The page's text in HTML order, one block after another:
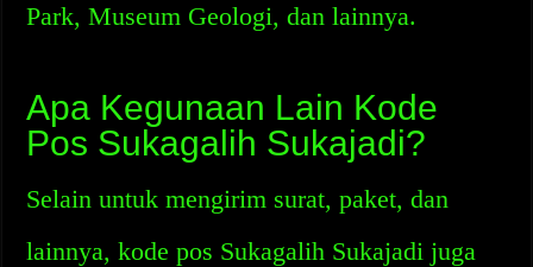
Park, Museum Geologi, dan lainnya.
Apa Kegunaan Lain Kode
Pos Sukagalih Sukajadi?
Selain untuk mengirim surat, paket, dan
lainnya, kode pos Sukagalih Sukajadi juga